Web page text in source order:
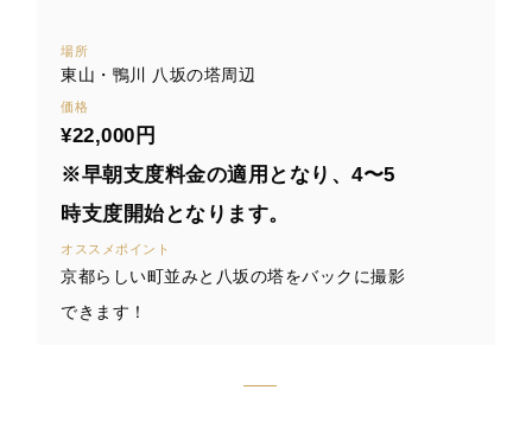
場所
東山・鴨川 八坂の塔周辺
価格
¥22,000円
※早朝支度料金の適用となり、4〜5
時支度開始となります。
オススメポイント
京都らしい町並みと八坂の塔をバックに撮影
できます！